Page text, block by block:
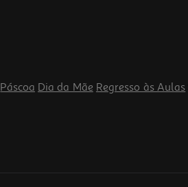
Páscoa Dia da Mãe Regresso às Aulas